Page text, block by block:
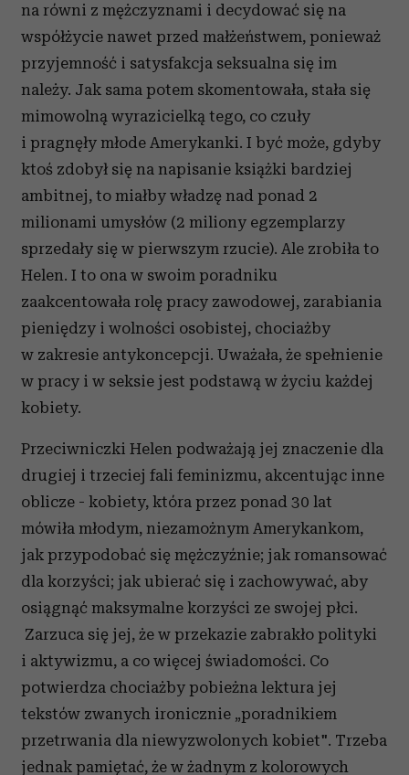
na równi z mężczyznami i decydować się na
współżycie nawet przed małżeństwem, ponieważ
przyjemność i satysfakcja seksualna się im
należy. Jak sama potem skomentowała, stała się
mimowolną wyrazicielką tego, co czuły
i pragnęły młode Amerykanki. I być może, gdyby
ktoś zdobył się na napisanie książki bardziej
ambitnej, to miałby władzę nad ponad 2
milionami umysłów (2 miliony egzemplarzy
sprzedały się w pierwszym rzucie). Ale zrobiła to
Helen. I to ona w swoim poradniku
zaakcentowała rolę pracy zawodowej, zarabiania
pieniędzy i wolności osobistej, chociażby
w zakresie antykoncepcji. Uważała, że spełnienie
w pracy i w seksie jest podstawą w życiu każdej
kobiety.
Przeciwniczki Helen podważają jej znaczenie dla
drugiej i trzeciej fali feminizmu, akcentując inne
oblicze - kobiety, która przez ponad 30 lat
mówiła młodym, niezamożnym Amerykankom,
jak przypodobać się mężczyźnie; jak romansować
dla korzyści; jak ubierać się i zachowywać, aby
osiągnąć maksymalne korzyści ze swojej płci.
Zarzuca się jej, że w przekazie zabrakło polityki
i aktywizmu, a co więcej świadomości. Co
potwierdza chociażby pobieżna lektura jej
tekstów zwanych ironicznie „poradnikiem
przetrwania dla niewyzwolonych kobiet". Trzeba
jednak pamiętać, że w żadnym z kolorowych